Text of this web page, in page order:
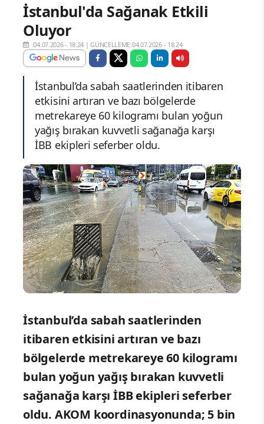
İstanbul'da Sağanak Etkili
Oluyor
04.07.2026 - 18:24 |GÜNCELLEME:04.07.2026 - 18:24
İstanbul’da sabah saatlerinden itibaren
etkisini artıran ve bazı bölgelerde
metrekareye 60 kilogramı bulan yoğun
yağış bırakan kuvvetli sağanağa karşı
İBB ekipleri seferber oldu.
İstanbul’da sabah saatlerinden
itibaren etkisini artıran ve bazı
bölgelerde metrekareye 60 kilogramı
bulan yoğun yağış bırakan kuvvetli
sağanağa karşı İBB ekipleri seferber
oldu. AKOM koordinasyonunda; 5 bin